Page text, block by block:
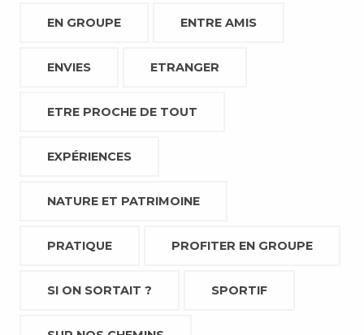
EN GROUPE ENTRE AMIS
ENVIES ETRANGER
ETRE PROCHE DE TOUT
EXPÉRIENCES
NATURE ET PATRIMOINE
PRATIQUE PROFITER EN GROUPE
SI ON SORTAIT ? SPORTIF